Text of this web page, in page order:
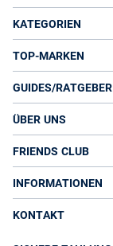
KATEGORIEN
TOP-MARKEN
GUIDES/RATGEBER
ÜBER UNS
FRIENDS CLUB
INFORMATIONEN
KONTAKT